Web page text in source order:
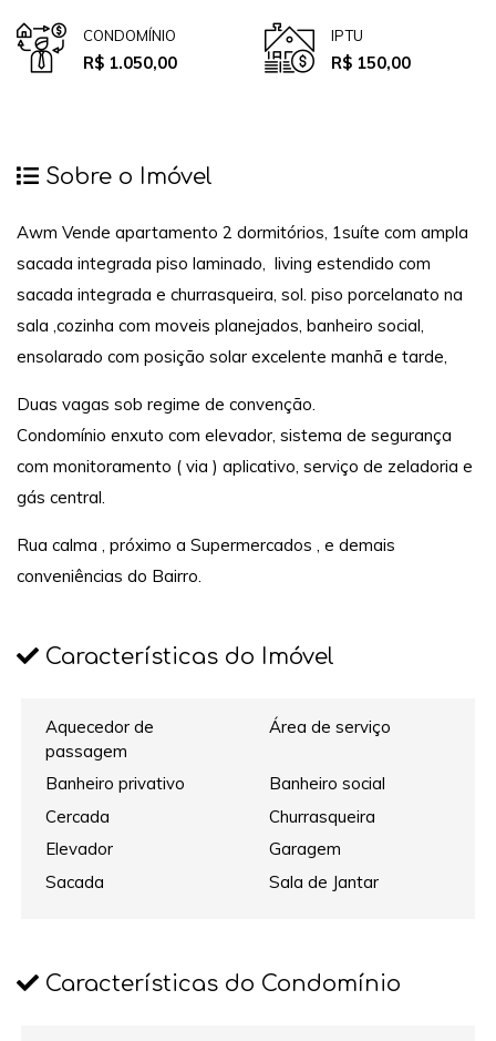
CONDOMÍNIO
R$ 1.050,00
IPTU
R$ 150,00
Sobre o Imóvel
Awm Vende apartamento 2 dormitórios, 1suíte com ampla
sacada integrada piso laminado, living estendido com
sacada integrada e churrasqueira, sol. piso porcelanato na
sala ,cozinha com moveis planejados, banheiro social,
ensolarado com posição solar excelente manhã e tarde,
Duas vagas sob regime de convenção.
Condomínio enxuto com elevador, sistema de segurança
com monitoramento ( via ) aplicativo, serviço de zeladoria e
gás central.
Rua calma , próximo a Supermercados , e demais
conveniências do Bairro.
Características do Imóvel
Aquecedor de
passagem
Área de serviço
Banheiro privativo
Banheiro social
Cercada
Churrasqueira
Elevador
Garagem
Sacada
Sala de Jantar
Características do Condomínio